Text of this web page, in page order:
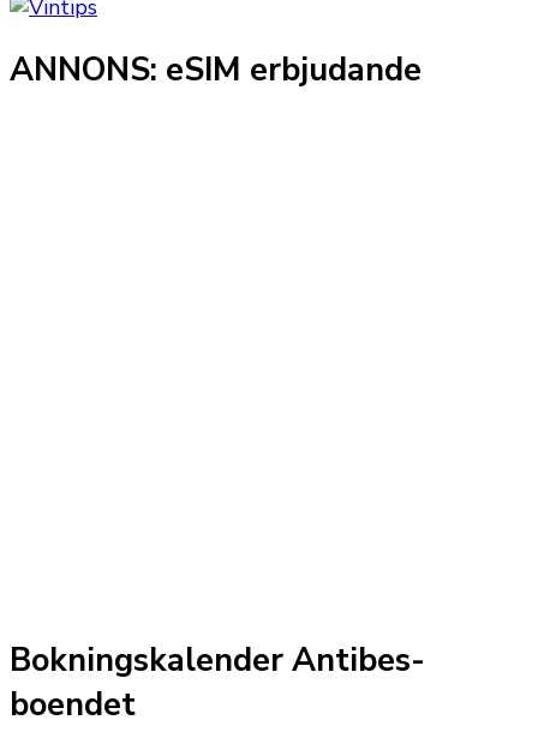
ANNONS: eSIM erbjudande
Bokningskalender Antibes-
boendet